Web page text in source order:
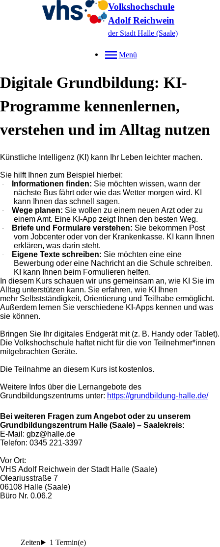
Volkshochschule
Adolf Reichwein
der Stadt Halle (Saale)
Menü
Digitale Grundbildung: KI-
Programme kennenlernen,
verstehen und im Alltag nutzen
Künstliche Intelligenz (KI) kann Ihr Leben leichter machen.
Sie hilft Ihnen zum Beispiel hierbei:
· Informationen finden: Sie möchten wissen, wann der
nächste Bus fährt oder wie das Wetter morgen wird. KI
kann Ihnen das schnell sagen.
· Wege planen: Sie wollen zu einem neuen Arzt oder zu
einem Amt. Eine KI‑App zeigt Ihnen den besten Weg.
· Briefe und Formulare verstehen: Sie bekommen Post
vom Jobcenter oder von der Krankenkasse. KI kann Ihnen
erklären, was darin steht.
· Eigene Texte schreiben: Sie möchten eine eine
Bewerbung oder eine Nachricht an die Schule schreiben.
KI kann Ihnen beim Formulieren helfen.
In diesem Kurs schauen wir uns gemeinsam an, wie KI Sie im
Alltag unterstützen kann. Sie erfahren, wie KI Ihnen
mehr Selbstständigkeit, Orientierung und Teilhabe ermöglicht.
Außerdem lernen Sie verschiedene KI‑Apps kennen und was
sie können.
Bringen Sie Ihr digitales Endgerät mit (z. B. Handy oder Tablet).
Die Volkshochschule haftet nicht für die von Teilnehmer*innen
mitgebrachten Geräte.
Die Teilnahme an diesem Kurs ist kostenlos.
Weitere Infos über die Lernangebote des
Grundbildungszentrums unter: https://grundbildung-halle.de/
Bei weiteren Fragen zum Angebot oder zu unserem
Grundbildungszentrum Halle (Saale) – Saalekreis:
E-Mail: gbz@halle.de
Telefon: 0345 221-3397
Vor Ort:
VHS Adolf Reichwein der Stadt Halle (Saale)
Oleariusstraße 7
06108 Halle (Saale)
Büro Nr. 0.06.2
Zeiten 1 Termin(e)